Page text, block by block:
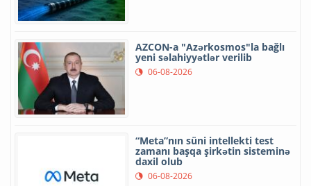
AZCON-a "Azərkosmos"la bağlı
yeni səlahiyyətlər verilib
06-08-2026
“Meta”nın süni intellekti test
zamanı başqa şirkətin sisteminə
daxil olub
06-08-2026